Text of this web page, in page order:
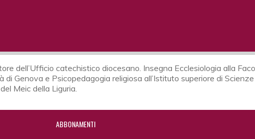
dell’Ufficio catechistico diocesano. Insegna Ecclesiologia alla
di Genova e Psicopedagogia religiosa all’Istituto superiore di
Meic della Liguria.
ABBONAMENTI